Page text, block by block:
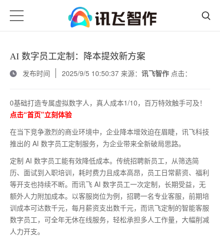
AI 数字员工定制：降本提效新方案
发布时间
2025/9/5 10:50:37 来源： 讯飞智作 点击：
0基础打造专属虚拟数字人，真人成本1/10，百万特效触手可及！
点击“首页”立刻体验
在当下竞争激烈的商业环境中，企业降本增效迫在眉睫，讯飞科技
推出的 AI 数字员工定制服务，为企业带来全新破局思路。
定制 AI 数字员工能有效降低成本。传统招聘新员工，从筛选简
历、面试到入职培训，耗时费力且成本高昂，员工日常薪资、福利
等开支也持续不断。而讯飞 AI 数字员工一次定制，长期受益，无
额外人力附加成本。以客服岗位为例，招聘一名专业客服，前期培
训成本可达数千元，每月薪资支出数千元，而讯飞定制的智能客服
数字员工，可全年无休在线服务，轻松承担多人工作量，大幅削减
人力开支。